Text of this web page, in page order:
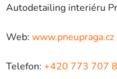
Autodetailing interiéru
Web: www.pneupraga.cz
Telefon: +420 773 707